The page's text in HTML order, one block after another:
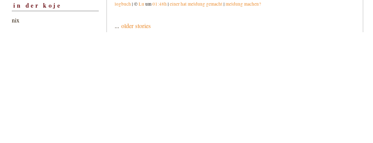
in der koje
nix
logbuch | ©Lu um01:48h |einer hat meldung gemacht|meldung machen?
... older stories